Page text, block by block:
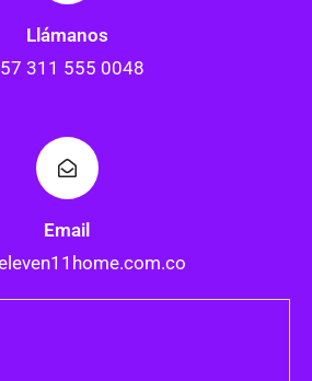
Llámanos
311 555 0048
Email